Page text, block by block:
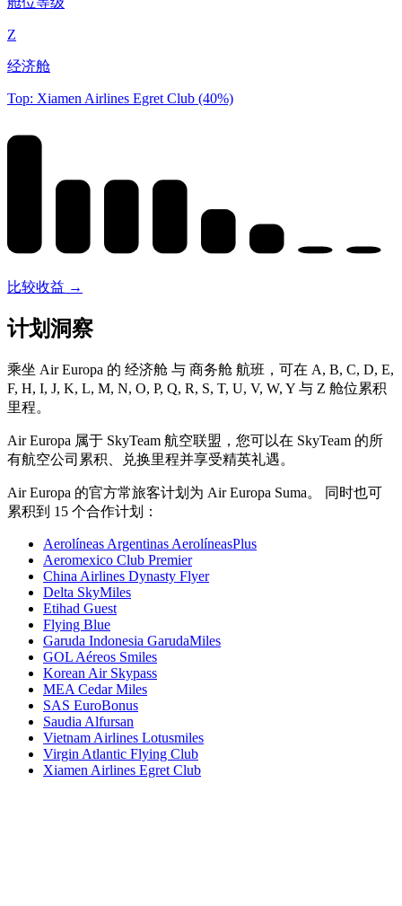
Z
经济舱
Top: Xiamen Airlines Egret Club (40%)
比较收益 →
计划洞察
乘坐 Air Europa 的 经济舱 与 商务舱 航班，可在 A, B, C, D, E,
F, H, I, J, K, L, M, N, O, P, Q, R, S, T, U, V, W, Y 与 Z 舱位累积
里程。
Air Europa 属于 SkyTeam 航空联盟，您可以在 SkyTeam 的所
有航空公司累积、兑换里程并享受精英礼遇。
Air Europa 的官方常旅客计划为 Air Europa Suma。 同时也可
累积到 15 个合作计划：
Aerolíneas Argentinas AerolíneasPlus
Aeromexico Club Premier
China Airlines Dynasty Flyer
Delta SkyMiles
Etihad Guest
Flying Blue
Garuda Indonesia GarudaMiles
GOL Aéreos Smiles
Korean Air Skypass
MEA Cedar Miles
SAS EuroBonus
Saudia Alfursan
Vietnam Airlines Lotusmiles
Virgin Atlantic Flying Club
Xiamen Airlines Egret Club